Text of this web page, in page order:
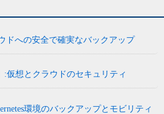
ドへの安全で確実なバックアップ
:仮想とクラウドのセキュリティ
環境のバックアップとモビリティ